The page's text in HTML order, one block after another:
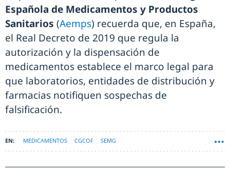
Española de Medicamentos y Productos
Sanitarios (Aemps) recuerda que, en España,
el Real Decreto de 2019 que regula la
autorización y la dispensación de
medicamentos establece el marco legal para
que laboratorios, entidades de distribución y
farmacias notifiquen sospechas de
falsificación.
MEDICAMENTOS CGCOF SEMG